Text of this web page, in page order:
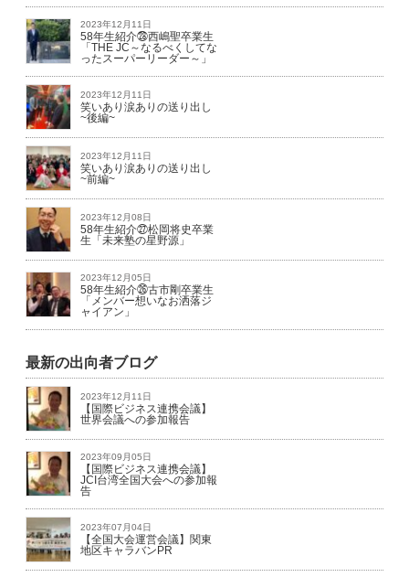
2023年12月11日
58年生紹介㉘西嶋聖卒業生
「THE JC～なるべくしてな
ったスーパーリーダー～」
2023年12月11日
笑いあり涙ありの送り出し
~後編~
2023年12月11日
笑いあり涙ありの送り出し
~前編~
2023年12月08日
58年生紹介㉗松岡将史卒業
生「未来塾の星野源」
2023年12月05日
58年生紹介㉖古市剛卒業生
「メンバー想いなお洒落ジ
ャイアン」
最新の出向者ブログ
2023年12月11日
【国際ビジネス連携会議】
世界会議への参加報告
2023年09月05日
【国際ビジネス連携会議】
JCI台湾全国大会への参加報
告
2023年07月04日
【全国大会運営会議】関東
地区キャラバンPR